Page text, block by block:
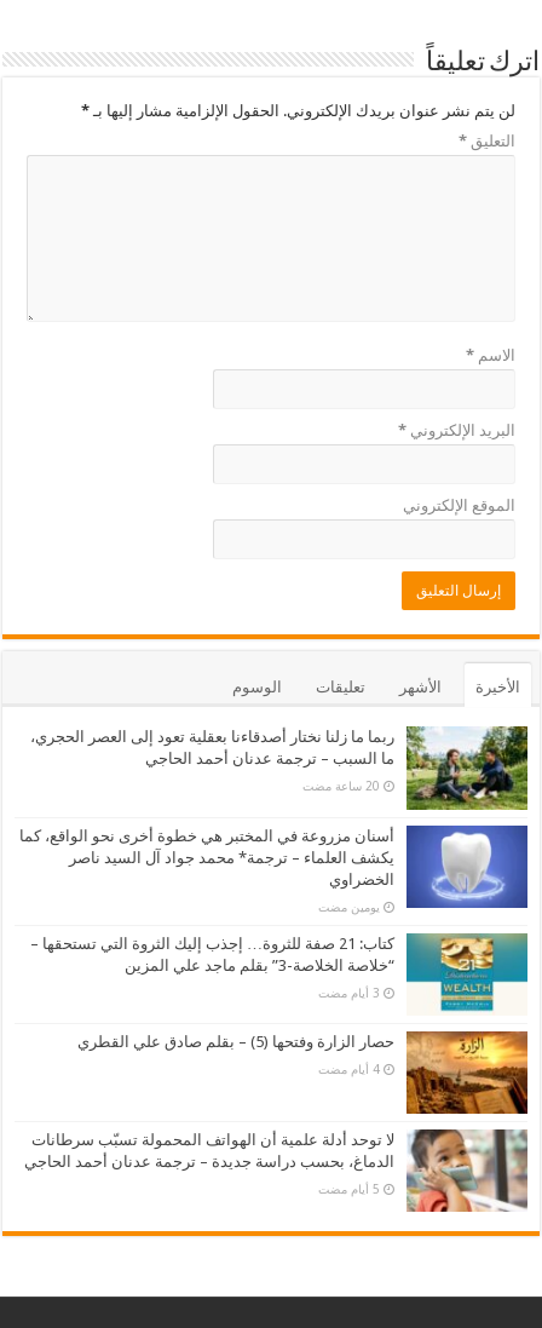
اترك تعليقاً
لن يتم نشر عنوان بريدك الإلكتروني. الحقول الإلزامية مشار إليها بـ*
التعليق*
الاسم*
البريد الإلكتروني*
الموقع الإلكتروني
الأخيرة الأشهر تعليقات الوسوم
ربما ما زلنا نختار أصدقاءنا بعقلية تعود إلى العصر الحجري،
ما السبب – ترجمة عدنان أحمد الحاجي
أسنان مزروعة في المختبر هي خطوة أخرى نحو الواقع، كما
يكشف العلماء – ترجمة* محمد جواد آل السيد ناصر
الخضراوي
‏يومين مضت
كتاب: 21 صفة للثروة… إجذب إليك الثروة التي تستحقها –
“خلاصة الخلاصة-3” بقلم ماجد علي المزين
حصار الزارة وفتحها (5) – بقلم صادق علي القطري
‏4 أيام مضت
لا توحد أدلة علمية أن الهواتف المحمولة تسبّب سرطانات
الدماغ، بحسب دراسة جديدة – ترجمة عدنان أحمد الحاجي